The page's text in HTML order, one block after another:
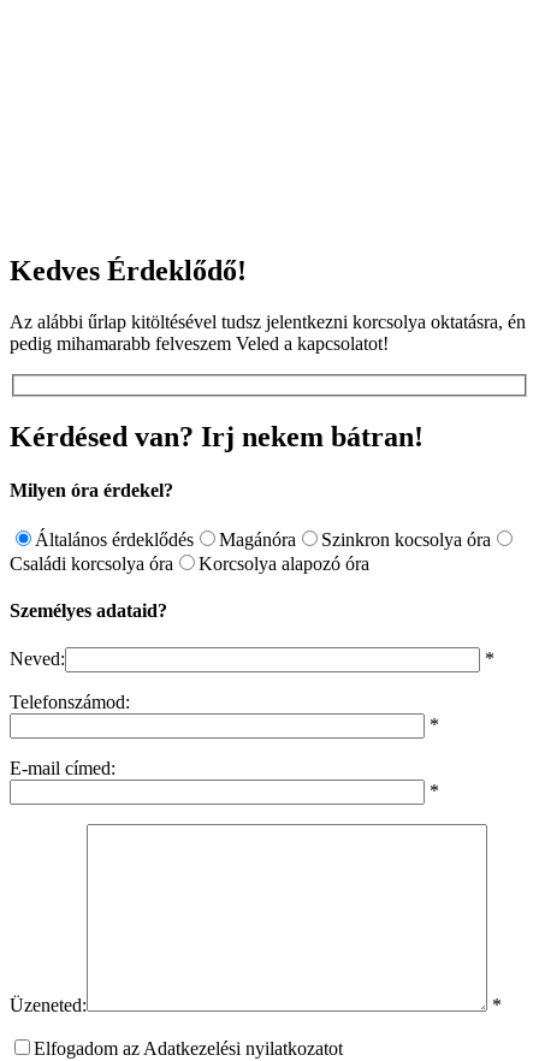
Kedves Érdeklődő!
Az alábbi űrlap kitöltésével tudsz jelentkezni korcsolya oktatásra, én
pedig mihamarabb felveszem Veled a kapcsolatot!
Kérdésed van? Irj nekem bátran!
Milyen óra érdekel?
Általános érdeklődés Magánóra
Szinkron kocsolya óra
Családi korcsolya óra
Korcsolya alapozó óra
Személyes adataid?
Neved: *
Telefonszámod:
*
E-mail címed:
*
Üzeneted: *
Elfogadom az Adatkezelési nyilatkozatot